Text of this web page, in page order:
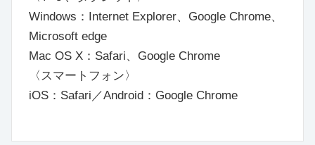
Windows：Internet Explorer、Google Chrome、
Microsoft edge
Mac OS X：Safari、Google Chrome
〈スマートフォン〉
iOS：Safari／Android：Google Chrome